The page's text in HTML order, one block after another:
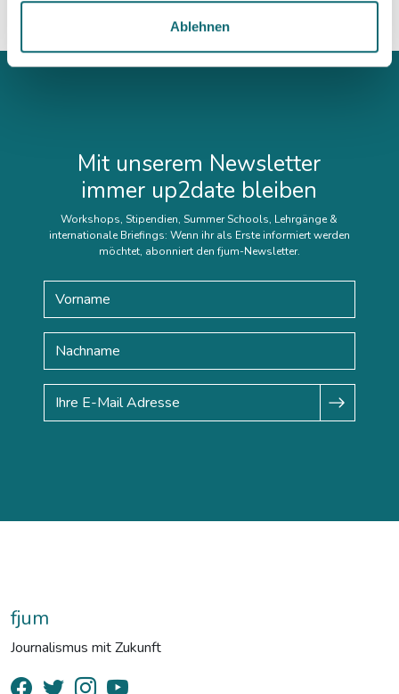
Ablehnen
Mit unserem Newsletter
immer up2date bleiben
Workshops, Stipendien, Summer Schools, Lehrgänge &
internationale Briefings: Wenn ihr als Erste informiert werden
möchtet, abonniert den fjum-Newsletter.
fjum
Journalismus mit Zukunft